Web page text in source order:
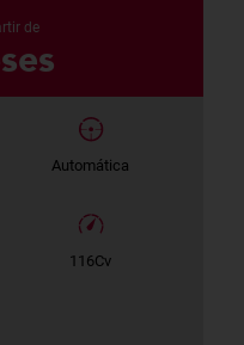
de
Automática
116Cv